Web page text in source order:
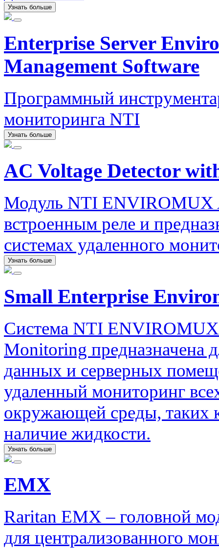
Узнать больше
Enterprise Server
Management Software
Программный
мониторинга NTI
Узнать больше
AC Voltage Detector
Модуль NTI ENVIROMUX
встроенным реле и
системах удаленного
Узнать больше
Small Enterprise
Система NTI
Monitoring предназначена
данных и серверных
удаленный мониторинг
окружающей среды, таких
наличие жидкости.
Узнать больше
EMX
Raritan EMX – головной
для централизованного